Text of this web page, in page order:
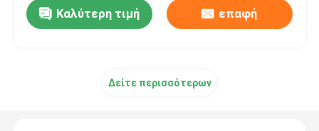
Φραγμός τελών αγωγών μελανιού
Καλύτερη τιμή επαφή
Δείτε περισσότερων